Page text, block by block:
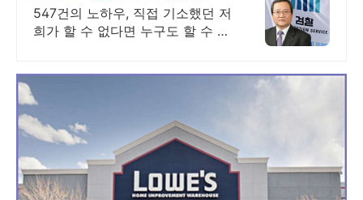
청장 역임
547건의 노하우, 직접 기소했던 저
희가 할 수 없다면 누구도 할 수 없